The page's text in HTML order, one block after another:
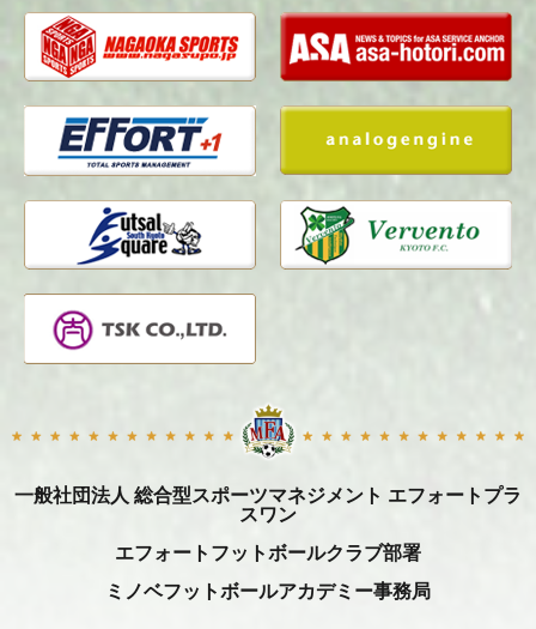
一般社団法人 総合型スポーツマネジメント エフォートプラ
スワン
エフォートフットボールクラブ部署
ミノベフットボールアカデミー事務局